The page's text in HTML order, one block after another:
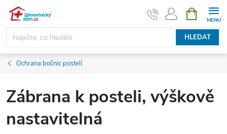
Přejít
obsah
HLEDAT
NÁKUPNÍ
KOŠÍK
Ochrana bočnic postelí
Zábrana k posteli, výškově
nastavitelná